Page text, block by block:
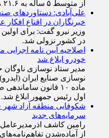
از متوسط ۵ ساله به ۲۱.۶ میلیون تن برسد.
علی‌آبادی: دستاورد‌های
خبرنگاران در اقناع
وزیر نیرو گفت: برای
در کشور نزولی شد.
خودرو ابلاغ شد
مدیر ستاد نوسازی
نوسازی صنایع ایران
ماده ۱۰ قانون
اول رئیس جمهور ابلاغ شد.
شکوفایی منطقه آزاد شهر
سرمایه‌های جدید
رامین کاشف